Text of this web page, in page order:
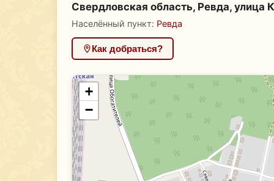
Свердловская область, Ревда, улица
Населённый пункт: Ревда
Как добраться?
+
−